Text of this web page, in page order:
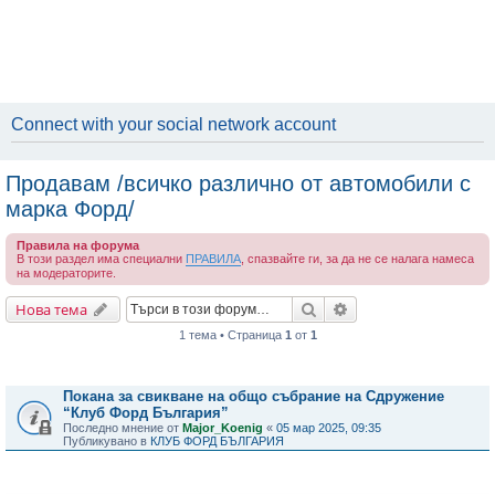
Connect with your social network account
Продавам /всичко различно от автомобили с
марка Форд/
Правила на форума
В този раздел има специални ПРАВИЛА , спазвайте ги, за да не се налага намеса
на модераторите.
Нова тема Търсене
1 тема • Страница 1 от 1
Покана за свикване на общо събрание на Сдружение
“Клуб Форд България”
Последно мнение от Major_Koenig « 05 мар 2025, 09:35
Публикувано в КЛУБ ФОРД БЪЛГАРИЯ